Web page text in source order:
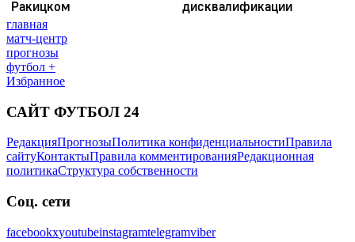
главная
матч-центр
прогнозы
футбол +
Избранное
САЙТ ФУТБОЛ 24
РедакцияПрогнозыПолитика конфиденциальностиПравила
сайтуКонтактыПравила комментированияРедакционная
политикаСтруктура собственности
Соц. сети
facebookxyoutubeinstagramtelegramviber